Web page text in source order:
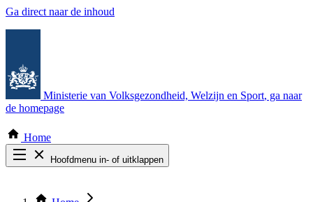
Ga direct naar de inhoud
Ministerie van Volksgezondheid, Welzijn en Sport, ga naar
de homepage
Home
Hoofdmenu in- of uitklappen
Thema COVID-19